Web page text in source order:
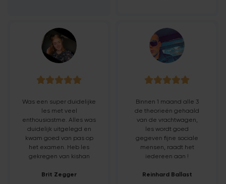

Was een super duidelijke
les met veel
enthousiastme. Alles was
duidelijk uitgelegd en
kwam goed van pas op
het examen. Heb les
gekregen van kishan
Brit Zegger

Binnen 1 maand alle 3
de theorieën gehaald
van de vrachtwagen,
les wordt goed
gegeven fijne sociale
mensen, raadt het
iedereen aan !
Reinhard Ballast